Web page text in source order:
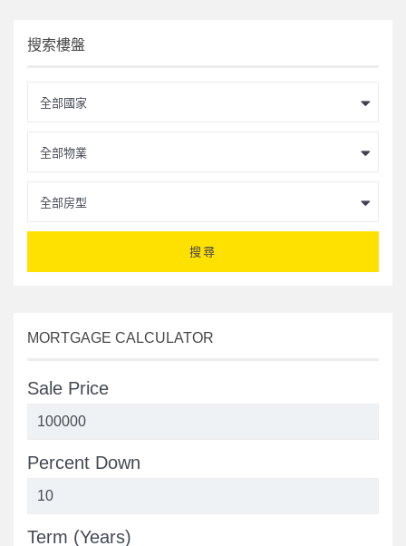
搜索樓盤
全部國家
全部物業
全部房型
搜尋
MORTGAGE CALCULATOR
Sale Price
Percent Down
Term (Years)